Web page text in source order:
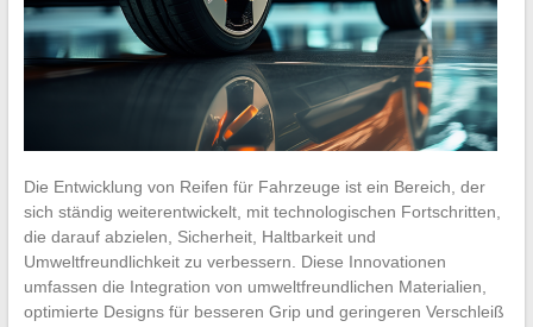
Die Entwicklung von Reifen für Fahrzeuge ist ein Bereich, der
sich ständig weiterentwickelt, mit technologischen Fortschritten,
die darauf abzielen, Sicherheit, Haltbarkeit und
Umweltfreundlichkeit zu verbessern. Diese Innovationen
umfassen die Integration von umweltfreundlichen Materialien,
optimierte Designs für besseren Grip und geringeren Verschleiß